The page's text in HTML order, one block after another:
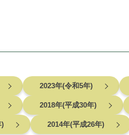
2023年(令和5年)
2018年(平成30年)
) 2014年(平成26年)